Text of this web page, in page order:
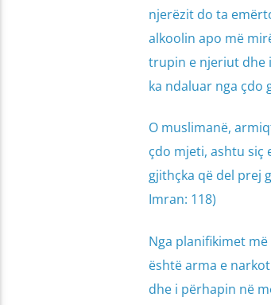
njerëzit do ta
alkoolin apo më
trupin e njeriut dhe
ka ndaluar nga çdo
O muslimanë,
çdo mjeti, ashtu siç
gjithçka që del prej
Imran: 118)
Nga planifikimet
është arma e
dhe i përhapin në